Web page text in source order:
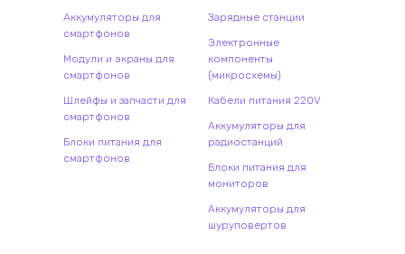
Аккумуляторы для
смартфонов
Модули и экраны для
смартфонов
Шлейфы и запчасти для
смартфонов
Блоки питания для
смартфонов
Зарядные станции
Электронные
компоненты
(микросхемы)
Кабели питания 220V
Аккумуляторы для
радиостанций
Блоки питания для
мониторов
Аккумуляторы для
шуруповертов